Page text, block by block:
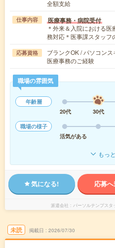
全額支給
仕事内容 医療事務・病院受付
＊外来＆入院における
務対応＊医事課スタッ
応募資格
ブランクOK / パソコン
医療事務のご経験
職場の雰囲気
年齢層
20代
30代
職場の様子
活気がある
もっ
気になる! 応募
派遣会社 パーソルテンプス
未読 掲載日 2026/07/30